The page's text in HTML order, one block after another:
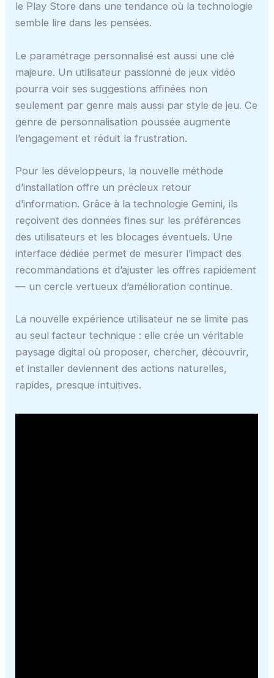
le Play Store dans une tendance où la technologie
semble lire dans les pensées.
Le paramétrage personnalisé est aussi une clé
majeure. Un utilisateur passionné de jeux vidéo
pourra voir ses suggestions affinées non
seulement par genre mais aussi par style de jeu. Ce
genre de personnalisation poussée augmente
l’engagement et réduit la frustration.
Pour les développeurs, la nouvelle méthode
d’installation offre un précieux retour
d’information. Grâce à la technologie Gemini, ils
reçoivent des données fines sur les préférences
des utilisateurs et les blocages éventuels. Une
interface dédiée permet de mesurer l’impact des
recommandations et d’ajuster les offres rapidement
— un cercle vertueux d’amélioration continue.
La nouvelle expérience utilisateur ne se limite pas
au seul facteur technique : elle crée un véritable
paysage digital où proposer, chercher, découvrir,
et installer deviennent des actions naturelles,
rapides, presque intuitives.